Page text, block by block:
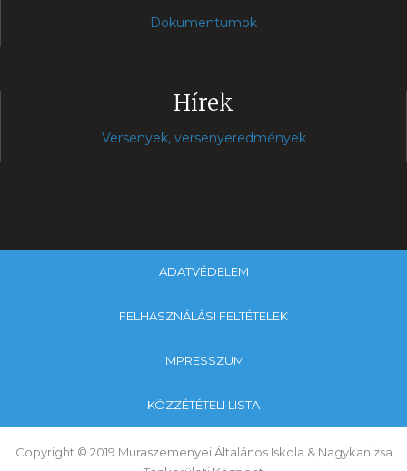
Dokumentumok
Hírek
Versenyek, versenyeredmények
ADATVÉDELEM
FELHASZNÁLÁSI FELTÉTELEK
IMPRESSZUM
KÖZZÉTÉTELI LISTA
Copyright © 2019 Muraszemenyei Általános Iskola & Nagykanizsa